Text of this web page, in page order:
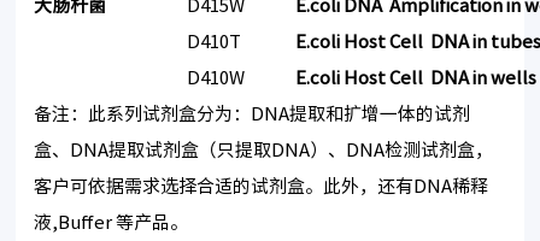
大肠杆菌
D415W
E.coli DNA Amplification in
D410T
E.coli Host Cell DNA in
D410W
E.coli Host Cell DNA in wells
备注：此系列试剂盒分为：DNA提取和扩增一体的试剂
盒、DNA提取试剂盒（只提取DNA）、DNA检测试剂盒，
客户可依据需求选择合适的试剂盒。此外，还有DNA稀释
液,Buffer 等产品。